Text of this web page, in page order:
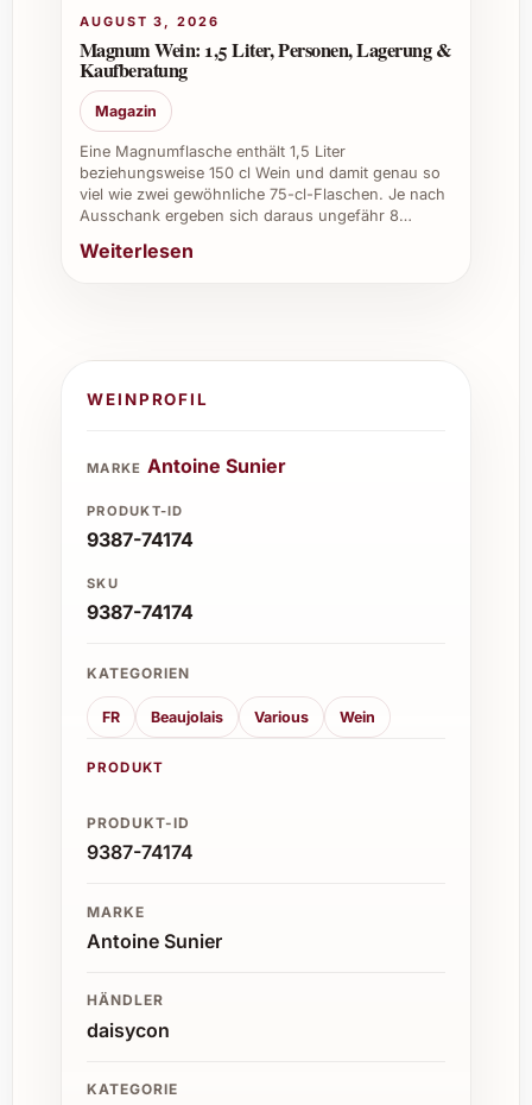
AUGUST 3, 2026
Magnum Wein: 1,5 Liter, Personen, Lagerung &
Kaufberatung
Magazin
Eine Magnumflasche enthält 1,5 Liter
beziehungsweise 150 cl Wein und damit genau so
viel wie zwei gewöhnliche 75-cl-Flaschen. Je nach
Ausschank ergeben sich daraus ungefähr 8…
Weiterlesen
WEINPROFIL
MARKE Antoine Sunier
PRODUKT-ID
9387-74174
SKU
9387-74174
KATEGORIEN
FR Beaujolais Various Wein
PRODUKT
PRODUKT-ID
9387-74174
MARKE
Antoine Sunier
HÄNDLER
daisycon
KATEGORIE